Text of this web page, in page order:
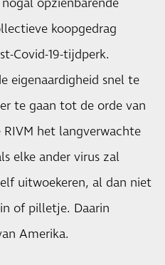
opzienbarende
koopgedrag
Covid-19-tijdperk.
eigenaardigheid snel te
te gaan tot de orde van
het langverwachte
elke ander virus zal
uitwoekeren, al dan niet
of pilletje. Daarin
Amerika.